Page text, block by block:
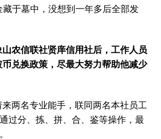
于墓中，没想到一年多后全部发
农信联社贤庠信用社后，工作人员
兑换政策，尽最大努力帮助他减少
名专业能手，联同两名本社员工
过分、拣、拼、合、鉴等操作，最